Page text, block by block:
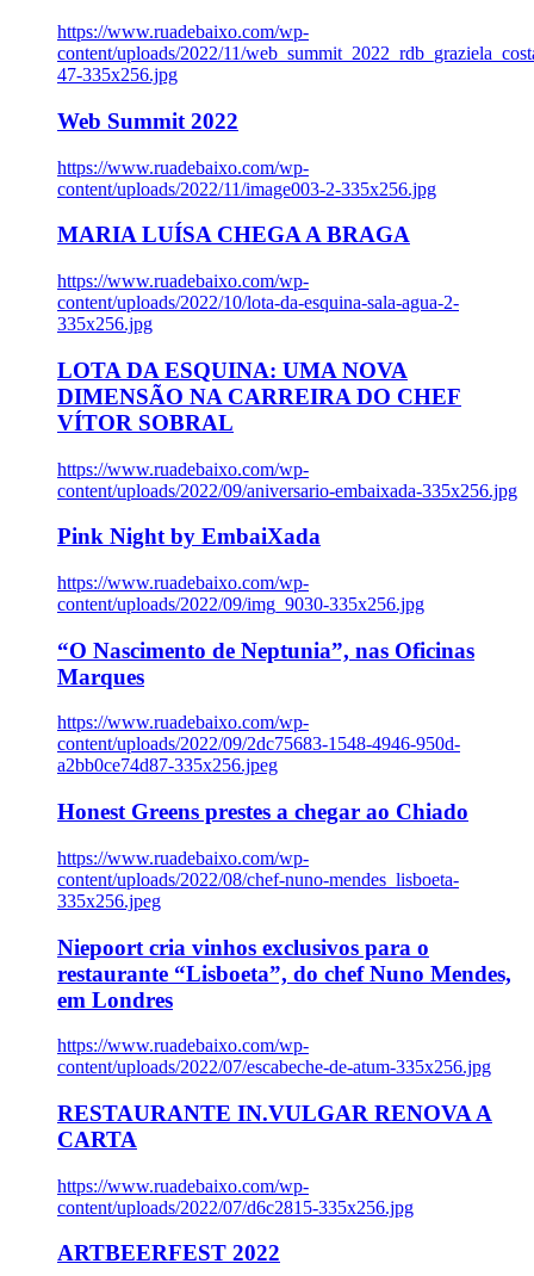
https://www.ruadebaixo.com/wp-
content/uploads/2022/11/
47-335x256.jpg
Web Summit 2022
https://www.ruadebaixo.com/wp-
content/uploads/2022/11/image003-2-335x256.jpg
MARIA LUÍSA CHEGA A BRAGA
https://www.ruadebaixo.com/wp-
content/uploads/2022/10/lota-da-esquina-sala-agua-2-
335x256.jpg
LOTA DA ESQUINA: UMA NOVA
DIMENSÃO NA CARREIRA DO CHEF
VÍTOR SOBRAL
https://www.ruadebaixo.com/wp-
content/uploads/2022/09/aniversario-embaixada-335x256.jpg
Pink Night by EmbaiXada
https://www.ruadebaixo.com/wp-
content/uploads/2022/09/img_9030-335x256.jpg
“O Nascimento de Neptunia”, nas Oficinas
Marques
https://www.ruadebaixo.com/wp-
content/uploads/2022/09/2dc75683-1548-4946-950d-
a2bb0ce74d87-335x256.jpeg
Honest Greens prestes a chegar ao Chiado
https://www.ruadebaixo.com/wp-
content/uploads/2022/08/chef-nuno-mendes_lisboeta-
335x256.jpeg
Niepoort cria vinhos exclusivos para o
restaurante “Lisboeta”, do chef Nuno Mendes,
em Londres
https://www.ruadebaixo.com/wp-
content/uploads/2022/07/escabeche-de-atum-335x256.jpg
RESTAURANTE IN.VULGAR RENOVA A
CARTA
https://www.ruadebaixo.com/wp-
content/uploads/2022/07/d6c2815-335x256.jpg
ARTBEERFEST 2022